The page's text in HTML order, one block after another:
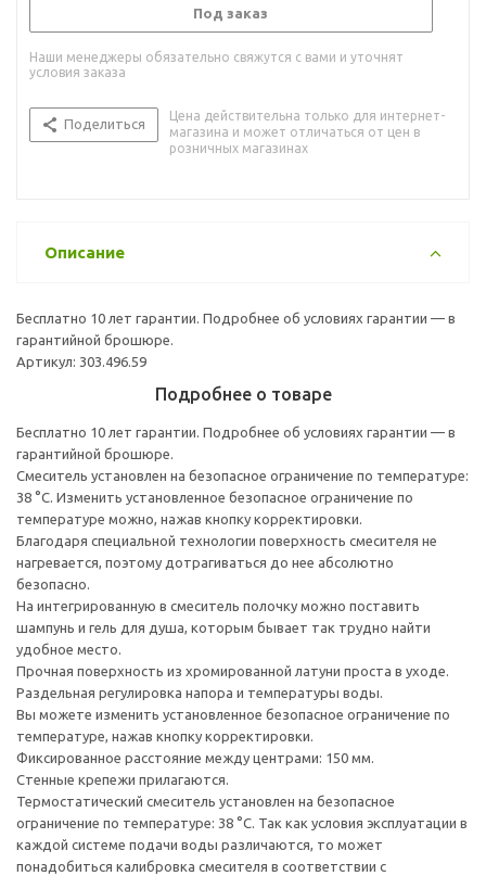
Под заказ
Наши менеджеры обязательно свяжутся с вами и уточнят
условия заказа
Поделиться
Цена действительна только для интернет-
магазина и может отличаться от цен в
розничных магазинах
Описание
Бесплатно 10 лет гарантии. Подробнее об условиях гарантии — в
гарантийной брошюре.
Артикул: 303.496.59
Подробнее о товаре
Бесплатно 10 лет гарантии. Подробнее об условиях гарантии — в
гарантийной брошюре.
Cмеситель установлен на безопасное ограничение по температуре:
38 °C. Изменить установленное безопасное ограничение по
температуре можно, нажав кнопку корректировки.
Благодаря специальной технологии поверхность смесителя не
нагревается, поэтому дотрагиваться до нее абсолютно
безопасно.
На интегрированную в смеситель полочку можно поставить
шампунь и гель для душа, которым бывает так трудно найти
удобное место.
Прочная поверхность из хромированной латуни проста в уходе.
Раздельная регулировка напора и температуры воды.
Вы можете изменить установленное безопасное ограничение по
температуре, нажав кнопку корректировки.
Фиксированное расстояние между центрами: 150 мм.
Стенные крепежи прилагаются.
Термостатический смеситель установлен на безопасное
ограничение по температуре: 38 °C. Так как условия эксплуатации в
каждой системе подачи воды различаются, то может
понадобиться калибровка смесителя в соответствии с